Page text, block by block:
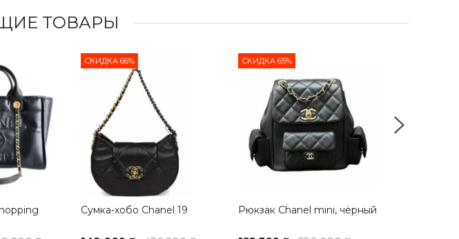
ТОВАРЫ
СКИДКА 66%
Сумка-хобо Chanel 19
СКИДКА 65%
Рюкзак Chanel mini, чёрный